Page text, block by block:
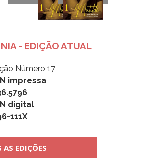
- EDIÇÃO ATUAL
Número 17
impressa
digital
111X
AS EDIÇÕES